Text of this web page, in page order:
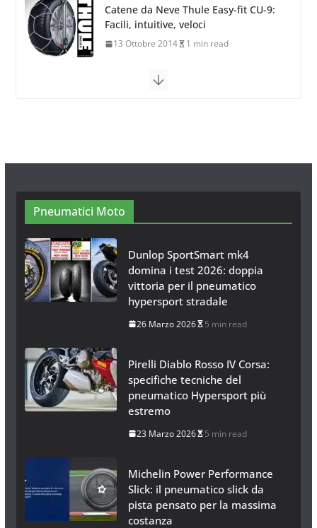
Calze da Neve Arexocks by
Arexons
26 Ottobre 2013 1 min read
Calze da Neve per Auto 2025:
26 Gennaio 2017
Pneumatici Moto
Dunlop SportSmart mk4
domina i test 2026: doppia
vittoria per il pneumatico
hypersport stradale
26 Marzo 2026 5 min read
Pirelli Diablo Rosso IV Corsa:
specifiche tecniche del
pneumatico Hypersport più
estremo
23 Marzo 2026 5 min read
Michelin Power Performance
Slick: il pneumatico slick da
pista pensato per la massima
costanza